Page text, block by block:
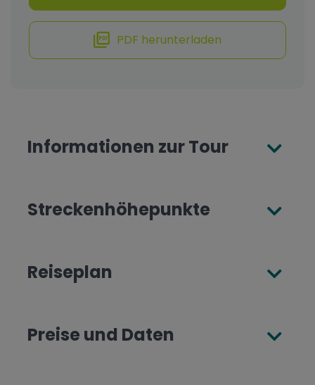
Informationen zur Tour
Streckenhöhepunkte
Reiseplan
Preise und Daten
PDF herunterladen